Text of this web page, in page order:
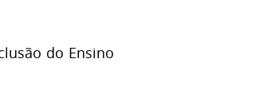
do Ensino